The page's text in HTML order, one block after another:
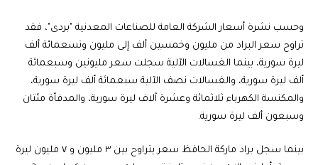
وحسب نشرة أسعار الشركة العامة للصناعات المعدنية "بردى"، فقد
تراوح سعر البراد من مليون وخمسين ألف إلى مليون وتسعمائة ألف
ليرة سورية، بينما الغسالات الآلية سجلت سعر مليونين وسبعمائة
ألف ليرة سورية، والغسالات نصف الآلية سبعمائة ألف ليرة سورية،
والمكنسة الكهرباء ثلاثمائة وعشرة آلاف ليرة سورية، والمدفأة مئتان
وسبعون ألف ليرة سورية.
بينما سجل براد ماركة الحافظ سعر يتراوح بين ٣ مليون و ٧ مليون ليرة